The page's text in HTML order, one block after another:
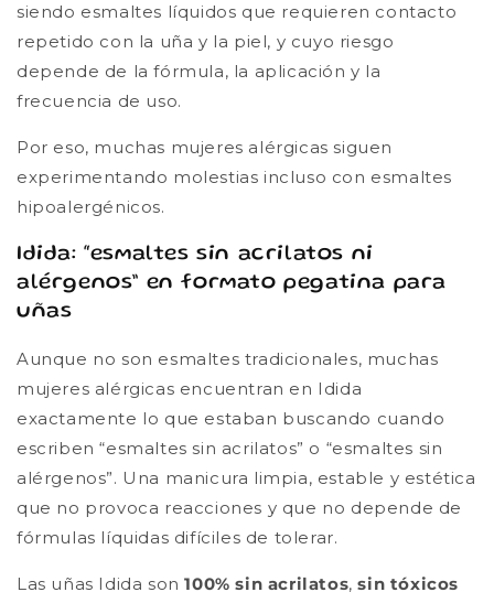
siendo esmaltes líquidos que requieren contacto
repetido con la uña y la piel, y cuyo riesgo
depende de la fórmula, la aplicación y la
frecuencia de uso.
Por eso, muchas mujeres alérgicas siguen
experimentando molestias incluso con esmaltes
hipoalergénicos.
Idida: “esmaltes sin acrilatos ni
alérgenos” en formato pegatina para
uñas
Aunque no son esmaltes tradicionales, muchas
mujeres alérgicas encuentran en Idida
exactamente lo que estaban buscando cuando
escriben “esmaltes sin acrilatos” o “esmaltes sin
alérgenos”. Una manicura limpia, estable y estética
que no provoca reacciones y que no depende de
fórmulas líquidas difíciles de tolerar.
Las uñas Idida son100% sin acrilatos,sin tóxicos